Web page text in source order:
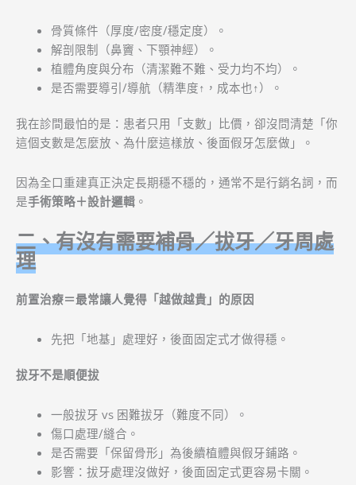
骨質條件（厚度/密度/穩定度）。
解剖限制（鼻竇、下顎神經）。
植體角度與分布（清潔難不難、受力均不均）。
是否需要導引/導航（精準度↑，成本也↑）。
我在診間最怕的是：患者只用「支數」比價，卻沒問清楚「你
這個支數是怎麼放、為什麼這樣放、後面假牙怎麼做」。
因為全口重建真正決定長期穩不穩的，通常不是行銷名詞，而
是手術策略＋設計邏輯 。
二、有沒有需要補骨／拔牙／牙周處
理
前置治療＝最常讓人覺得「越做越貴」的原因
先把「地基」處理好，後面固定式才做得穩。
拔牙不是順便拔
一般拔牙 vs 困難拔牙（難度不同）。
傷口處理/縫合。
是否需要「保留骨形」為後續植體與假牙鋪路。
影響：拔牙處理沒做好，後面固定式更容易卡關。